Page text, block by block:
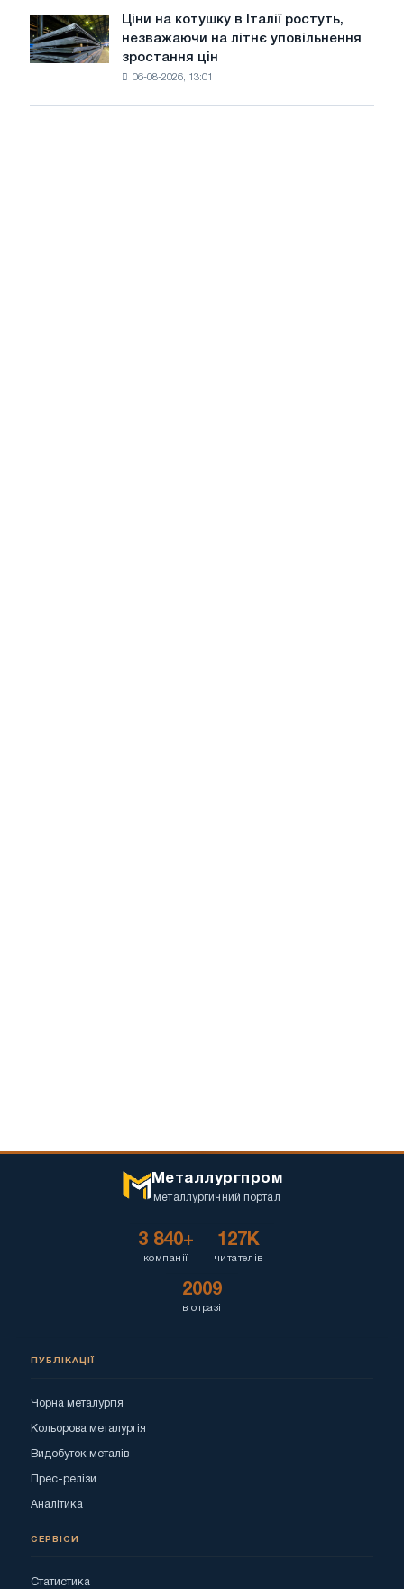
липні
з
максимуму
року
Ціни
на
котушку
Ціни на котушку в Італії ростуть,
незважаючи на літнє уповільнення
зростання цін
06-08-2026, 13:01
Металлургпром
металлургичний портал
3 840+
компанії
127K
читателів
2009
в отразі
ПУБЛІКАЦІЇ
Чорна металургія
Кольорова металургія
Видобуток металів
Прес-релізи
Аналітика
СЕРВІСИ
Статистика